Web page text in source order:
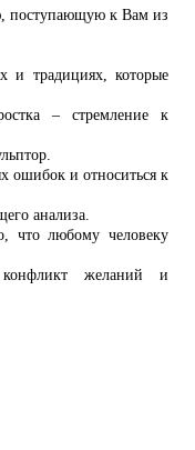
поступающую к Вам из
и традициях, которые
– стремление к
ошибок и относиться к
анализа.
что любому человеку
конфликт желаний и